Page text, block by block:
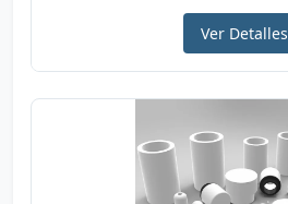
Ver Detalles